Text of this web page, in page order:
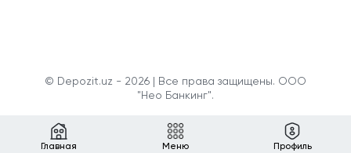
Главная Меню Профиль
© Depozit.uz - 2026 | Все права защищены. ООО
"Нео Банкинг".